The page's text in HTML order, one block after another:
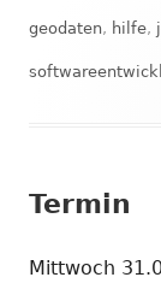
geodaten, hilfe,
Termin
Mittwoch